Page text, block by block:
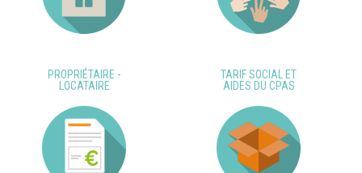
PROPRIÉTAIRE -
LOCATAIRE
TARIF SOCIAL ET
AIDES DU CPAS